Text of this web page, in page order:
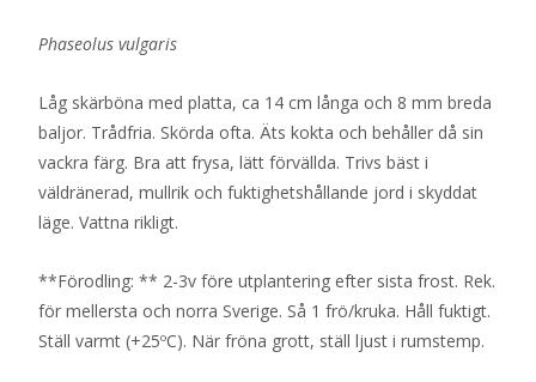
Phaseolus vulgaris
Låg skärböna med platta, ca 14 cm långa och 8 mm breda
baljor. Trådfria. Skörda ofta. Äts kokta och behåller då sin
vackra färg. Bra att frysa, lätt förvällda. Trivs bäst i
väldränerad, mullrik och fuktighetshållande jord i skyddat
läge. Vattna rikligt.
**Förodling: ** 2-3v före utplantering efter sista frost. Rek.
för mellersta och norra Sverige. Så 1 frö/kruka. Håll fuktigt.
Ställ varmt (+25ºC). När fröna grott, ställ ljust i rumstemp.